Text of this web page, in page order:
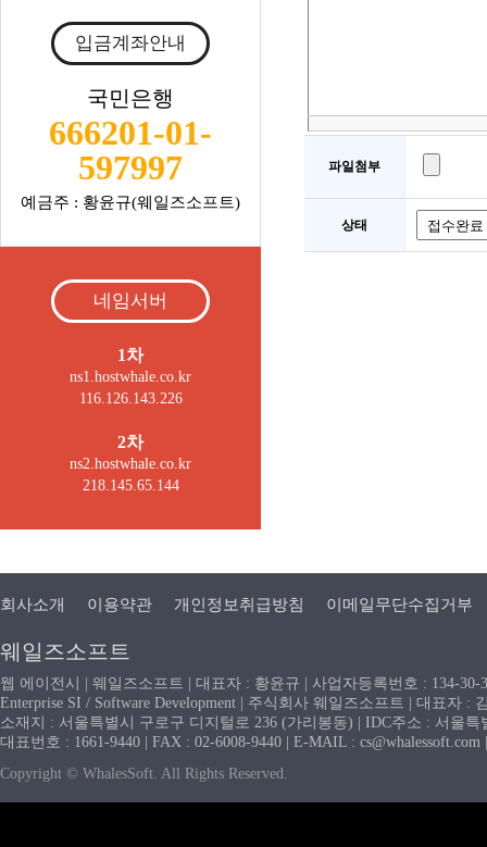
입금계좌안내
국민은행
666201-01-
597997
예금주 : 황윤규(웨일즈소프트)
네임서버
1차
ns1.hostwhale.co.kr
116.126.143.226
2차
ns2.hostwhale.co.kr
218.145.65.144
파일첨부
상태
회사소개 이용약관 개인정보취급방침 이메일무단수집거부
웨일즈소프트
웹 에이전시 | 웨일즈소프트 | 대표자 : 황윤규 | 사업자등록번호 : 134-
Enterprise SI / Software Development | 주식회사 웨일즈소프트 | 대표자 :
소재지 : 서울특별시 구로구 디지털로 236 (가리봉동) | IDC주소 : 서울
대표번호 : 1661-9440 | FAX : 02-6008-9440 | E-MAIL :
Copyright © WhalesSoft. All Rights Reserved.